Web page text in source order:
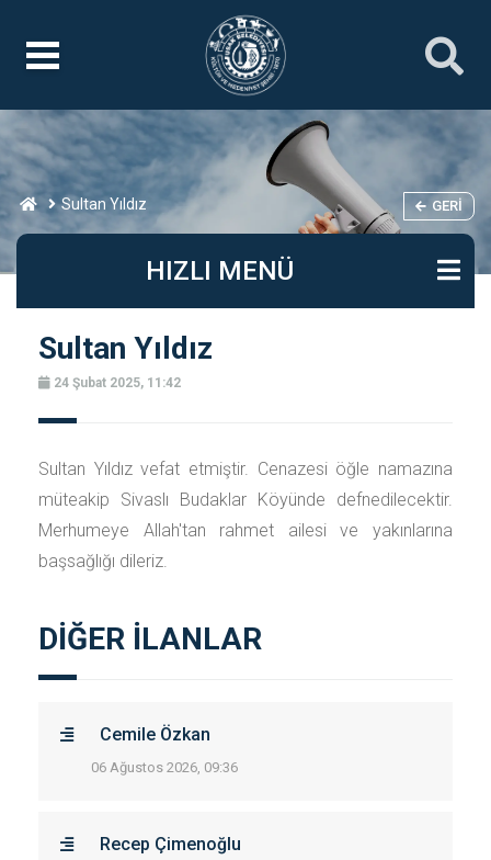
Sultan Yıldız GERI
HIZLI MENÜ
Sultan Yıldız
24 Şubat 2025, 11:42
Sultan Yıldız vefat etmiştir. Cenazesi öğle namazına
müteakip Sivaslı Budaklar Köyünde defnedilecektir.
Merhumeye Allah'tan rahmet ailesi ve yakınlarına
başsağlığı dileriz.
DİĞER İLANLAR
Cemile Özkan
06 Ağustos 2026, 09:36
Recep Çimenoğlu